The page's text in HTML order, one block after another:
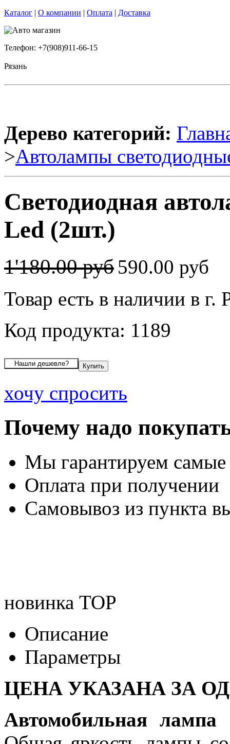
Каталог | О компании | Оплата | Доставка
Телефон: +7(908)911-66-15
Рязань
Дерево категорий:
>Автолампы
Светодиодная
Led (2шт.)
1'180.00 руб 590.00 руб
Товар есть в наличии в г.
Код продукта: 1189
хочу спросить
Почему надо
Мы гарантируем
Оплата при получении
Самовывоз из пункта
новинка TOP
Описание
Параметры
ЦЕНА УКАЗАНА ЗА
Автомобильная